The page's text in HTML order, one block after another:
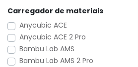
Carregador de materiais
Anycubic ACE
Anycubic ACE 2 Pro
Bambu Lab AMS
Bambu Lab AMS 2 Pro